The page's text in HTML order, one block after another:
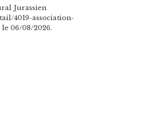
Jurassien
4019-association-
06/08/2026.